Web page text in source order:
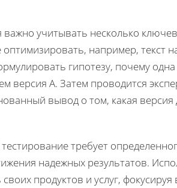
важно учитывать несколько
например, текст
гипотезу, почему
версия А. Затем проводится
вывод о том, какая версия
требует
надежных результатов.
продуктов и услуг,